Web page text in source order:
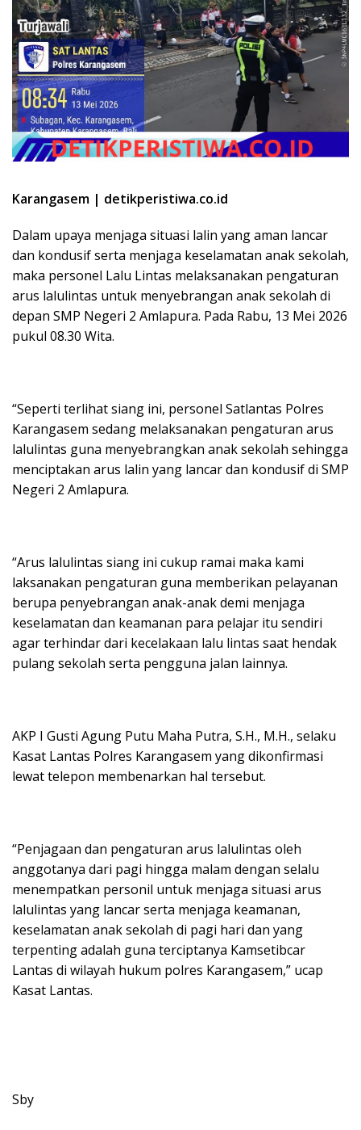
Karangasem | detikperistiwa.co.id
Dalam upaya menjaga situasi lalin yang aman lancar
dan kondusif serta menjaga keselamatan anak sekolah,
maka personel Lalu Lintas melaksanakan pengaturan
arus lalulintas untuk menyebrangan anak sekolah di
depan SMP Negeri 2 Amlapura. Pada Rabu, 13 Mei 2026
pukul 08.30 Wita.
“Seperti terlihat siang ini, personel Satlantas Polres
Karangasem sedang melaksanakan pengaturan arus
lalulintas guna menyebrangkan anak sekolah sehingga
menciptakan arus lalin yang lancar dan kondusif di SMP
Negeri 2 Amlapura.
“Arus lalulintas siang ini cukup ramai maka kami
laksanakan pengaturan guna memberikan pelayanan
berupa penyebrangan anak-anak demi menjaga
keselamatan dan keamanan para pelajar itu sendiri
agar terhindar dari kecelakaan lalu lintas saat hendak
pulang sekolah serta pengguna jalan lainnya.
AKP I Gusti Agung Putu Maha Putra, S.H., M.H., selaku
Kasat Lantas Polres Karangasem yang dikonfirmasi
lewat telepon membenarkan hal tersebut.
“Penjagaan dan pengaturan arus lalulintas oleh
anggotanya dari pagi hingga malam dengan selalu
menempatkan personil untuk menjaga situasi arus
lalulintas yang lancar serta menjaga keamanan,
keselamatan anak sekolah di pagi hari dan yang
terpenting adalah guna terciptanya Kamsetibcar
Lantas di wilayah hukum polres Karangasem,” ucap
Kasat Lantas.
Sby